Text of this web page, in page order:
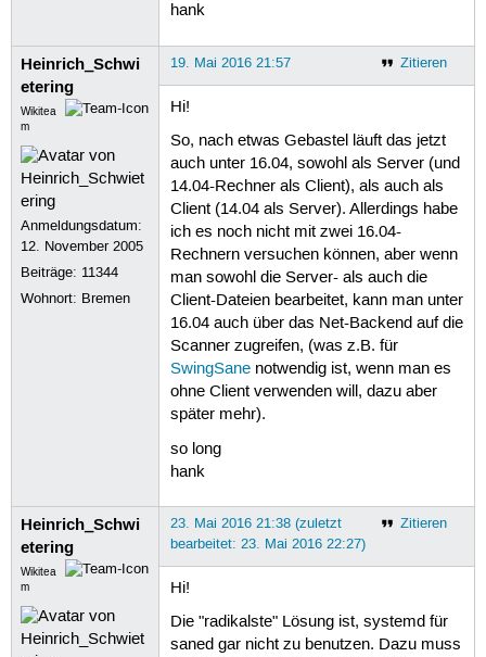
Description=Scanner
               [Service]
ExecStart=/usr/sbin/
               User=saned
               Group=saned
               StandardInput=null
               StandardError=syslog
#
SANE_CONFIG_DIR  you will
the  variable
separating the assignments
hank
Heinrich_Schwi
etering
Wikitea
m
Anmeldungsdatum:
12. November 2005
Beiträge: 11344
Wohnort: Bremen
Zitieren
19. Mai 2016 21:57
Hi!
So, nach etwas Gebastel läuft das jetzt
auch unter 16.04, sowohl als Server (und
14.04-Rechner als Client), als auch als
Client (14.04 als Server). Allerdings habe
ich es noch nicht mit zwei 16.04-
Rechnern versuchen können, aber wenn
man sowohl die Server- als auch die
Client-Dateien bearbeitet, kann man unter
16.04 auch über das Net-Backend auf die
Scanner zugreifen, (was z.B. für
SwingSanenotwendig ist, wenn man es
ohne Client verwenden will, dazu aber
später mehr).
so long
hank
Heinrich_Schwi
etering
Wikitea
m
Zitieren
23. Mai 2016 21:38 (zuletzt
bearbeitet: 23. Mai 2016 22:27)
Hi!
Die "radikalste" Lösung ist, systemd für
saned gar nicht zu benutzen. Dazu muss